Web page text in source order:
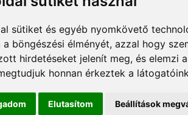
sütiket és egyéb nyomkövető
a böngészési élményét, azzal hogy
hirdetéseket jelenít meg, és elemzi
honnan érkeztek a
Elutasítom Beállítások